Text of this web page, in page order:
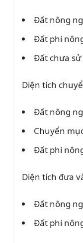
Đất nông
Đất phi
Đất chưa
Diện tích
Đất nông
Chuyển
Đất phi
Diện tích đưa
Đất nông
Đất phi